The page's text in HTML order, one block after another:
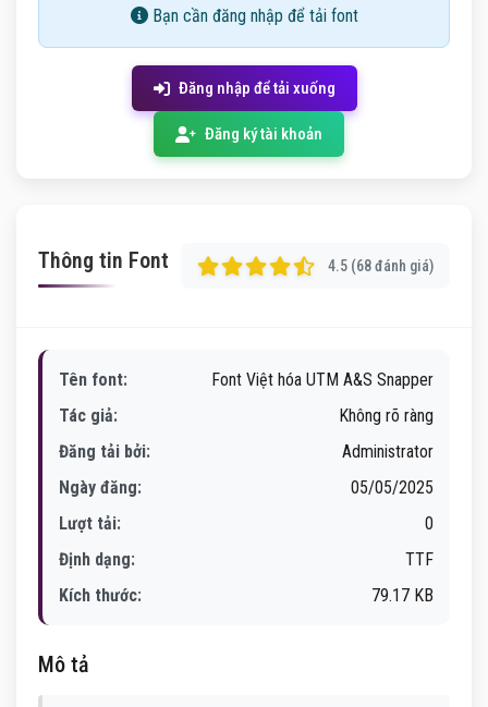
Bạn cần đăng nhập để tải font
Đăng nhập để tải xuống
Đăng ký tài khoản
Thông tin Font 4.5 (68 đánh giá)
Tên font:
Font Việt hóa UTM A&S Snapper
Tác giả:
Không rõ ràng
Đăng tải bởi:
Administrator
Ngày đăng:
05/05/2025
Lượt tải:
0
Định dạng:
TTF
Kích thước:
79.17 KB
Mô tả